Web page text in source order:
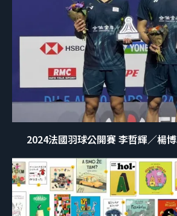
2024法國羽球公開賽 李哲輝／楊